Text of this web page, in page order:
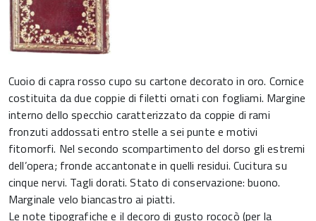
Cuoio di capra rosso cupo su cartone decorato in oro. Cornice
costituita da due coppie di filetti ornati con fogliami. Margine
interno dello specchio caratterizzato da coppie di rami
fronzuti addossati entro stelle a sei punte e motivi
fitomorfi. Nel secondo scompartimento del dorso gli estremi
dell’opera; fronde accantonate in quelli residui. Cucitura su
cinque nervi. Tagli dorati. Stato di conservazione: buono.
Marginale velo biancastro ai piatti.
Le note tipografiche e il decoro di gusto rococò (per la